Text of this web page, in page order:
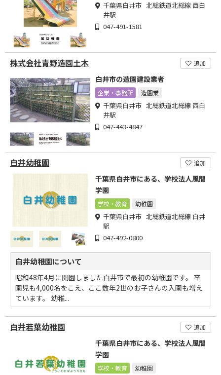
千葉県白井市 北総鉄道北総線 西白
井駅
047-491-1581
株式会社青野造園土木 追加
白井市の造園建設業者
企業・事務所 造園業
千葉県白井市 北総鉄道北総線 西白
井駅
047-443-4847
白井幼稚園 追加
千葉県白井市にある、学校法人風間
学園
学校・教育 幼稚園
千葉県白井市 北総鉄道北総線 白井
駅
047-492-0800
白井幼稚園について
昭和48年4月に開園しました白井市で最初の幼稚園です。 卒
園児も4,000名をこえ、ここ数年2世のお子さんの入園も増え
ています。 幼稚...
白井若葉幼稚園 追加
千葉県白井市にある、学校法人風間
学園
学校・教育 幼稚園